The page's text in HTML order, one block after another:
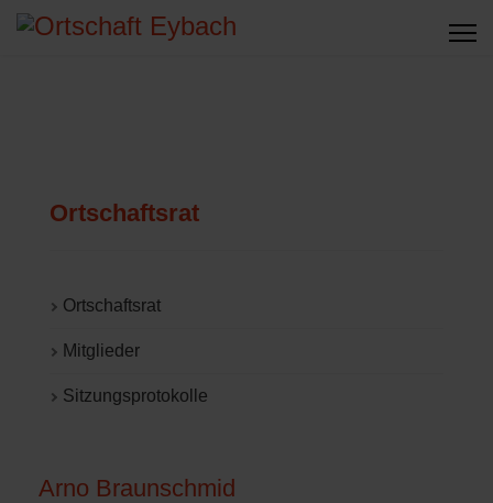
Ortschaftsrat
Ortschaftsrat
Mitglieder
Sitzungsprotokolle
Arno Braunschmid